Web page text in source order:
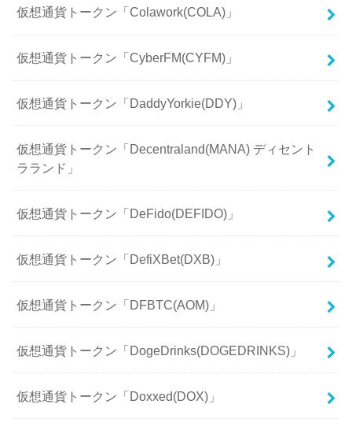
仮想通貨トークン「Colawork(COLA)」
仮想通貨トークン「CyberFM(CYFM)」
仮想通貨トークン「DaddyYorkie(DDY)」
仮想通貨トークン「Decentraland(MANA) ディセント
ラランド」
仮想通貨トークン「DeFido(DEFIDO)」
仮想通貨トークン「DefiXBet(DXB)」
仮想通貨トークン「DFBTC(AOM)」
仮想通貨トークン「DogeDrinks(DOGEDRINKS)」
仮想通貨トークン「Doxxed(DOX)」